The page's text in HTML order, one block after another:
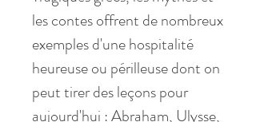
les contes offrent de nombreux
exemples d'une hospitalité
heureuse ou périlleuse dont on
peut tirer des leçons pour
aujourd'hui : Abraham, Ulysse,